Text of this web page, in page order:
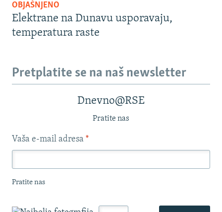
OBJAŠNJENO
Elektrane na Dunavu usporavaju,
temperatura raste
Pretplatite se na naš newsletter
Dnevno@RSE
Pratite nas
Vaša e-mail adresa *
Pratite nas